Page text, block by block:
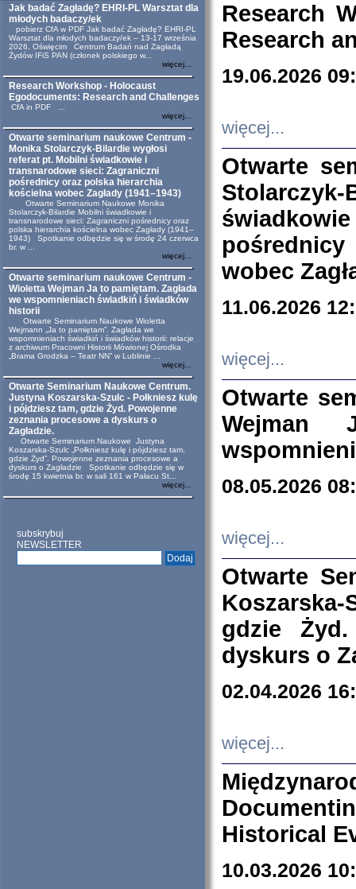
Jak badać Zagładę? EHRI-PL Warsztat dla
młodych badaczy/ek
pobierz CfA w PDF Jak badać Zagładę? EHRI-PL
Warsztat dla młodych badaczy/ek – 13-17 września
2026, Oświęcim Centrum Badań nad Zagładą
Żydów IFiS PAN (członek polskiego w...
więcej...
Research Workshop - Holocaust
Egodocuments: Research and Challenges
CfA in PDF ...
więcej...
Otwarte seminarium naukowe Centrum -
Monika Stolarczyk-Bilardie wygłosi
referat pt. Mobilni świadkowie i
transnarodowe sieci: Zagraniczni
pośrednicy oraz polska hierarchia
kościelna wobec Zagłady (1941–1943)
Otwarte Seminarium Naukowe Monika
Stolarczyk-Bilardie Mobilni świadkowie i
transnarodowe sieci: Zagraniczni pośrednicy oraz
polska hierarchia kościelna wobec Zagłady (1941–
1943) Spotkanie odbędzie się w środę 24 czerwca
br. w ...
więcej...
Otwarte seminarium naukowe Centrum -
Wioletta Wejman Ja to pamiętam. Zagłada
we wspomnieniach świadkiń i świadków
historii
Otwarte Seminarium Naukowe Wioletta
Wejmann „Ja to pamiętam”. Zagłada we
wspomnieniach świadkiń i świadków historii: relacje
z archiwum Pracowni Historii Mówionej Ośrodka
„Brama Grodzka – Teatr NN” w Lublinie ...
więcej...
Otwarte Seminarium Naukowe Centrum.
Justyna Koszarska-Szulc - Połkniesz kulę
i pójdziesz tam, gdzie Żyd. Powojenne
zeznania procesowe a dyskurs o
Zagładzie.
Otwarte Seminarium Naukowe Justyna
Koszarska-Szulc „Połkniesz kulę i pójdziesz tam,
gdzie Żyd”. Powojenne zeznania procesowe a
dyskurs o Zagładzie Spotkanie odbędzie się w
środę 15 kwietnia br. w sali 161 w Pałacu St...
więcej...
subskrybuj
NEWSLETTER
Research
Research
19.06.2026
więcej...
Otwarte
wobec
11.06.2026
więcej...
Otwarte
Wejman
08.05.2026
więcej...
Otwarte
Koszarska-
gdzie
dyskurs o
02.04.2026
więcej...
Historical
10.03.2026